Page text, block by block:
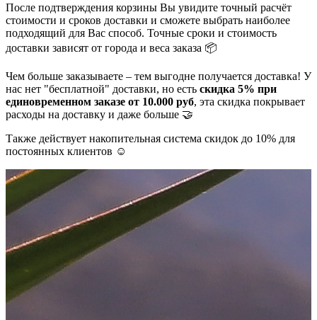
После подтверждения корзины Вы увидите точный расчёт
стоимости и сроков доставки и сможете выбрать наиболее
подходящий для Вас способ. Точные сроки и стоимость
доставки зависят от города и веса заказа 📦
Чем больше заказываете – тем выгодне получается доставка! У
нас нет "бесплатной" доставки, но есть скидка 5% при
единовременном заказе от 10.000 руб, эта скидка покрывает
расходы на доставку и даже больше 🤝
Также действует накопительная система скидок до 10% для
постоянных клиентов ☺️